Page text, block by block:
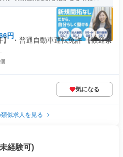
円
・普通自動車運転免許 【歓迎条
気になる
似求人を見る
経験可)